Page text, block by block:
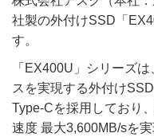
社製の外付けSSD「
す。
「EX400U」シリーズ
スを実現する外付け
Type-Cを採用しており
速度 最大3,600MB/sを